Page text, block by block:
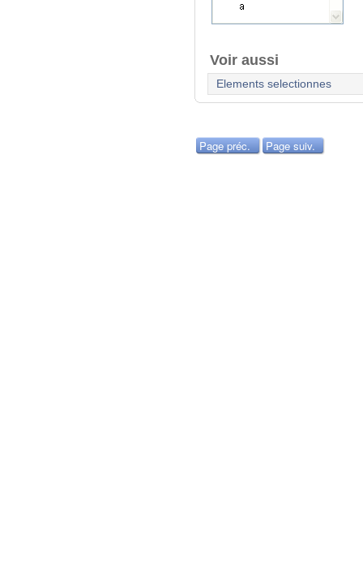
Voir aussi
Elements selectionnes
Page préc. Page suiv.